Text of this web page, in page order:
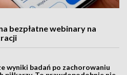
bezpłatne webinary na
wyniki badań po zachorowaniu